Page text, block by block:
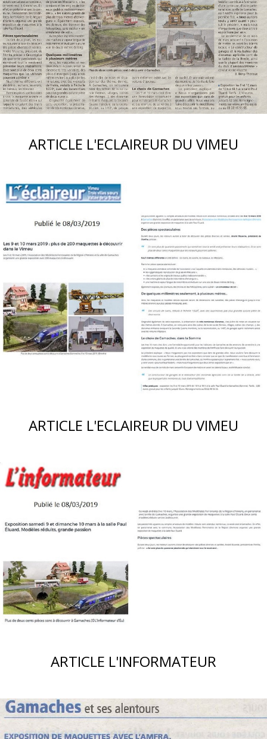
ARTICLE L'ECLAIREUR DU VIMEU
ARTICLE L'ECLAIREUR DU VIMEU
ARTICLE L'INFORMATEUR